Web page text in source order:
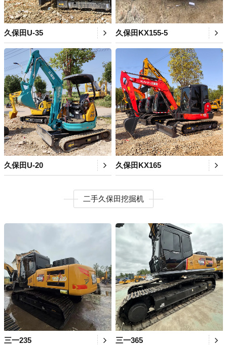
久保田U-35 久保田KX155-5
久保田U-20 久保田KX165
二手久保田挖掘机
三一235 三一365